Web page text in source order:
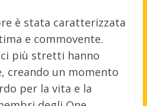
è stata caratterizzata
e commovente.
più stretti hanno
creando un momento
per la vita e la